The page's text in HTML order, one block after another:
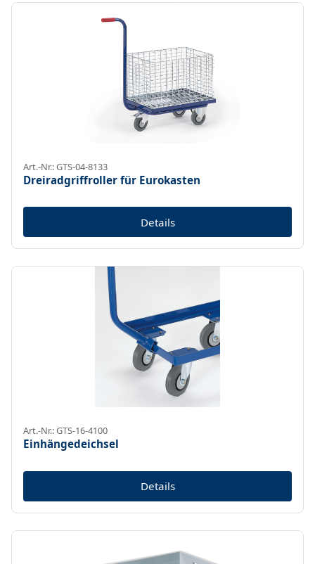
Art.-Nr.: GTS-04-8133
Dreiradgriffroller für Eurokasten
Details
Art.-Nr.: GTS-16-4100
Einhängedeichsel
Details